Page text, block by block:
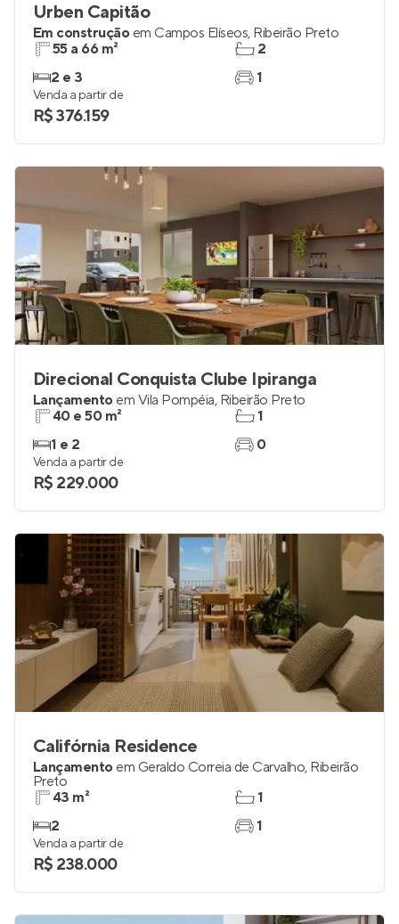
Urben Capitão
Em construção em Campos Elíseos, Ribeirão Preto
55 a 66 m²
2 e 3
2
1
Venda a partir de
R$ 376.159
Direcional Conquista Clube Ipiranga
Lançamento em Vila Pompéia, Ribeirão Preto
40 e 50 m²
1 e 2
1
0
Venda a partir de
R$ 229.000
Califórnia Residence
Lançamento em Geraldo Correia de Carvalho, Ribeirão
Preto
43 m²
2
1
1
Venda a partir de
R$ 238.000